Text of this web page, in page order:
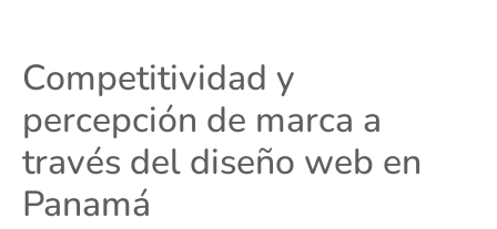
Competitividad y
percepción de marca a
través del diseño web en
Panamá